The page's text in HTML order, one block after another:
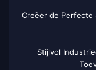
Creëer de Perfecte
Stijlvol